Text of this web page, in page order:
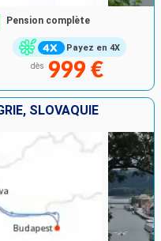
Payez en 4X
Pension complète
dès 999 €
SLOVAQUIE